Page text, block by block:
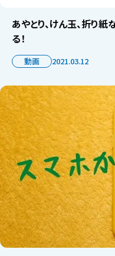
あやとり、けん玉、折り
る！
動画 2021.03.12